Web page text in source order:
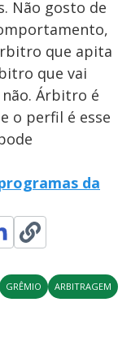
Não gosto de
que apita
que vai
Árbitro é
o perfil é esse
da
GRÊMIO
ARBITRAGEM